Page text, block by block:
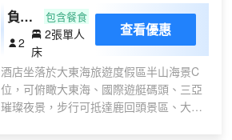
除了舒適的住宿環境，三亞智選假日酒店
還為客人提供一系列便利設施。酒店設有
小型會議室（可容納16人左右）和商務中
心，滿足商務旅客的需求。此外，酒店還
提供24小時前台服務、行李寄存、洗衣服
務等，讓客人感受到周到細緻的服務。
負氧
園景
雙床
房
【景
觀陽
包含餐食
2
2張單人
床
查看優惠
酒店坐落於大東海旅遊度假區半山海景C
位，可俯瞰大東海、國際遊艇碼頭、三亞
璀璨夜景，步行可抵達鹿回頭景區、大菠